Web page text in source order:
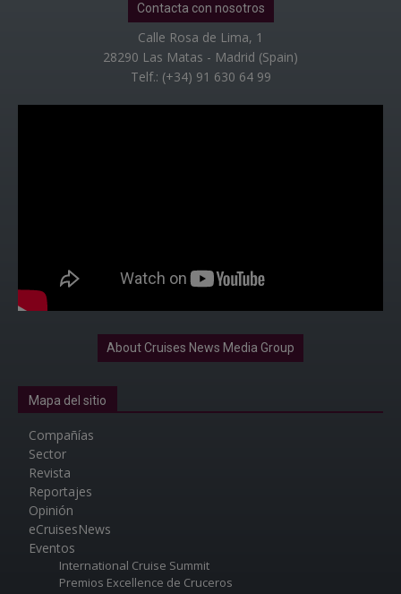
Contacta con nosotros
Calle Rosa de Lima, 1
28290 Las Matas - Madrid (Spain)
Telf.: (+34) 91 630 64 99
About Cruises News Media Group
Mapa del sitio
Compañías
Sector
Revista
Reportajes
Opinión
eCruisesNews
Eventos
International Cruise Summit
Premios Excellence de Cruceros